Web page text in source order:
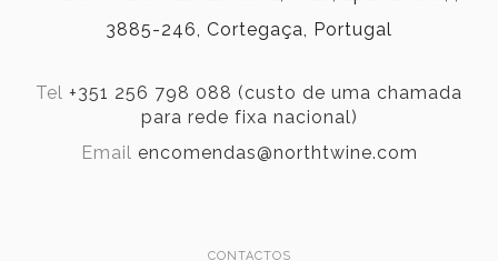
3885-246, Cortegaça, Portugal
Tel +351 256 798 088 (custo de uma chamada
para rede fixa nacional)
Email encomendas@northtwine.com
CONTACTOS